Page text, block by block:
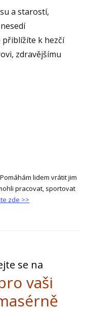
a starostí,
přiblížíte k hezčí
zdravějšímu
lidem vrátit jim
pracovat, sportovat
zde >>
se na
vaši